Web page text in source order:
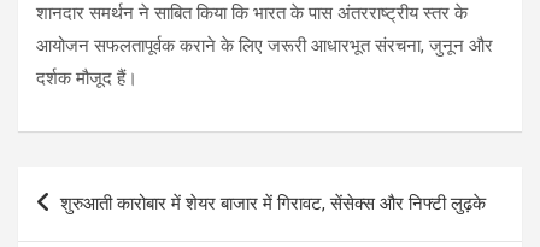
शानदार समर्थन ने साबित किया कि भारत के पास अंतरराष्ट्रीय स्तर के
आयोजन सफलतापूर्वक कराने के लिए जरूरी आधारभूत संरचना, जुनून और
दर्शक मौजूद हैं।
Post
navigation
शुरुआती कारोबार में शेयर बाजार में गिरावट, सेंसेक्स और निफ्टी लुढ़के